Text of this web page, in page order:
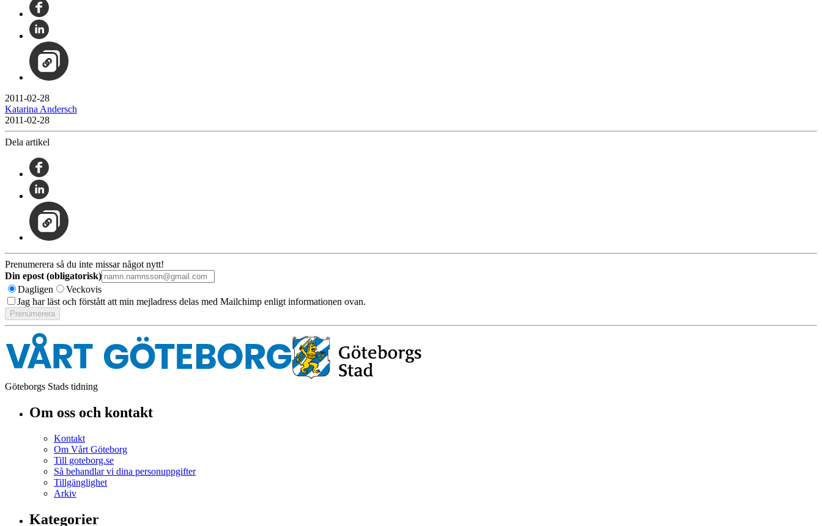
2011-02-28
Katarina Andersch
2011-02-28
Dela artikel
Prenumerera så du inte missar något nytt!
Din epost (obligatorisk)
Dagligen
Veckovis
Jag har läst och förstått att min mejladress delas med Mailchimp enligt informationen ovan.
Göteborgs Stads tidning
Om oss och kontakt
Kontakt
Om Vårt Göteborg
Till goteborg.se
Så behandlar vi dina personuppgifter
Tillgänglighet
Arkiv
Kategorier